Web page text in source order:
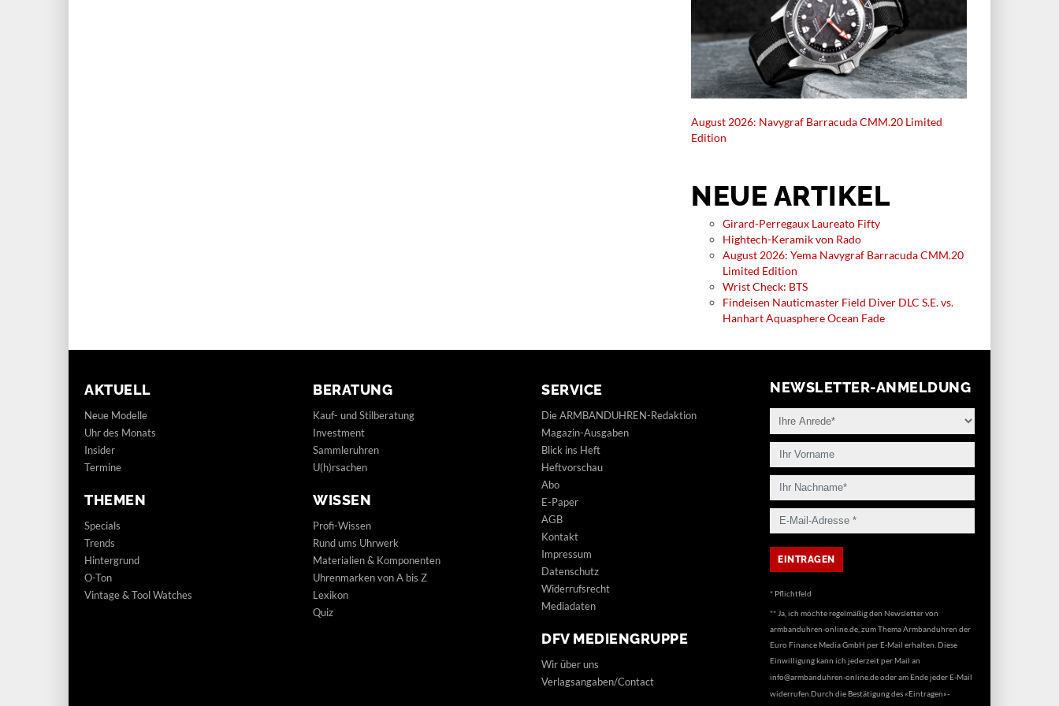
August 2026: Navygraf Barracuda CMM.20 Limited
Edition
NEUE ARTIKEL
Girard-Perregaux Laureato Fifty
Hightech-Keramik von Rado
August 2026: Yema Navygraf Barracuda CMM.20
Limited Edition
Wrist Check: BTS
Findeisen Nauticmaster Field Diver DLC S.E. vs.
Hanhart Aquasphere Ocean Fade
AKTUELL
Neue Modelle
Uhr des Monats
Insider
Termine
THEMEN
Specials
Trends
Hintergrund
O-Ton
Vintage & Tool Watches
BERATUNG
Kauf- und Stilberatung
Investment
Sammleruhren
U(h)rsachen
WISSEN
Profi-Wissen
Rund ums Uhrwerk
Materialien & Komponenten
Uhrenmarken von A bis Z
Lexikon
Quiz
SERVICE
Die ARMBANDUHREN-Redaktion
Magazin-Ausgaben
Blick ins Heft
Heftvorschau
Abo
E-Paper
AGB
Kontakt
Impressum
Datenschutz
Widerrufsrecht
Mediadaten
DFV MEDIENGRUPPE
Wir über uns
Verlagsangaben/Contact
NEWSLETTER-ANMELDUNG
* Pflichtfeld
** Ja, ich möchte regelmäßig den Newsletter von
armbanduhren-online.de, zum Thema Armbanduhren der
Euro Finance Media GmbH per E-Mail erhalten. Diese
Einwilligung kann ich jederzeit per Mail an
info@armbanduhren-online.deoder am Ende jeder E-Mail
widerrufen.Durch die Bestätigung des «Eintragen»-